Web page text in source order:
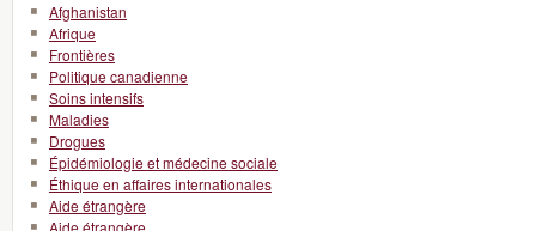
Afghanistan
Afrique
Frontières
Politique canadienne
Soins intensifs
Maladies
Drogues
Épidémiologie et médecine sociale
Éthique en affaires internationales
Aide étrangère
Aide étrangère